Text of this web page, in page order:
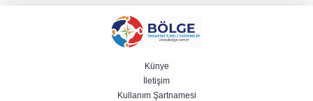
Künye
İletişim
Kullanım Şartnamesi